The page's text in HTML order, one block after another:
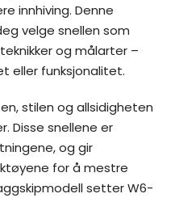
innhiving. Denne
velge snellen som
og målarter –
eller funksjonalitet.
stilen og allsidigheten
Disse snellene er
og gir
for å mestre
setter W6-